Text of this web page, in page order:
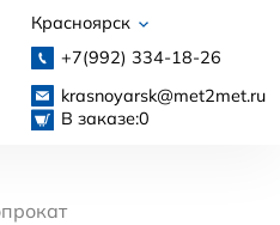
Красноярск
+7(992) 334-18-26
krasnoyarsk@met2met.ru
В заказе:0